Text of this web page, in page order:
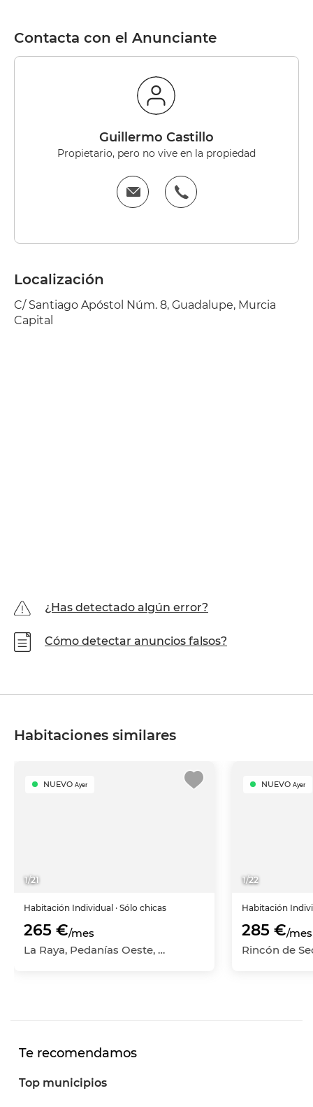
Contacta con el Anunciante
Guillermo Castillo
Propietario, pero no vive en la propiedad
Localización
C/ Santiago Apóstol Núm. 8, Guadalupe, Murcia
Capital
¿Has detectado algún error?
Cómo detectar anuncios falsos?
Habitaciones similares
1/21
NUEVO Ayer
Habitación Individual · Sólo chicas
265 €/mes
La Raya, Pedanías Oeste, Murcia Capital, Murcia
1/22
NUEVO Ayer
Habitación
285 €/mes
Te recomendamos
Top municipios